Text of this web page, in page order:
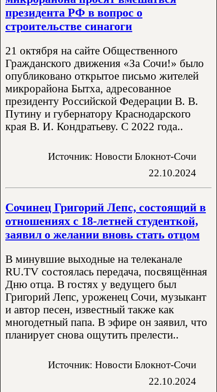
президента РФ в вопрос о
строительстве синагоги
21 октября на сайте Общественного
Гражданского движения «За Сочи!» было
опубликовано открытое письмо жителей
микрорайона Бытха, адресованное
президенту Российской Федерации В. В.
Путину и губернатору Краснодарского
края В. И. Кондратьеву. С 2022 года..
Источник: Новости Блокнот-Сочи
22.10.2024
Сочинец Григорий Лепс, состоящий в
отношениях с 18-летней студенткой,
заявил о желании вновь стать отцом
В минувшие выходные на телеканале
RU.TV состоялась передача, посвящённая
Дню отца. В гостях у ведущего был
Григорий Лепс, уроженец Сочи, музыкант
и автор песен, известный также как
многодетный папа. В эфире он заявил, что
планирует снова ощутить прелести..
Источник: Новости Блокнот-Сочи
22.10.2024